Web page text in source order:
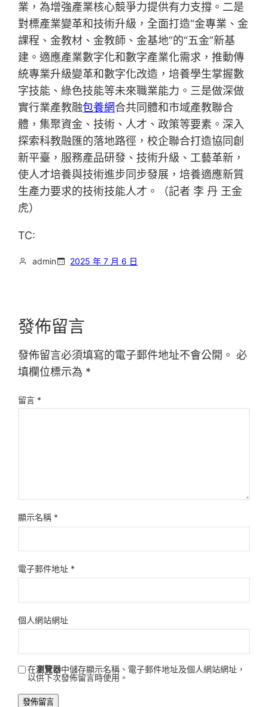
業，為增強產業核心競爭力提供有力支撐。二是
對標產業變革和技術升級，全面打造“金專業、金
課程、金教材、金教師、金基地”的“五金”新基
建。適應產業數字化和數字產業化需求，推動傳
統專業升級變革和數字化改造，培養學生掌握數
字技能、綠色技能等未來職業能力。三是做深做
實行業產教融包養網合共同體和市域產教聯合
體，集聚資金、技術、人才、政策等要素。深入
探索科教融匯的落地路徑，校企聯合打造協同創
新平臺，服務產品研發、技術升級、工藝革新，
使人才培養與技術進步同步發展，培養適應新質
生產力要求的技術技能人才。（記者 李 丹 王金
虎）
TC:
admin 2025 年 7 月 6 日
發佈留言
發佈留言必須填寫的電子郵件地址不會公開。 必
填欄位標示為 *
留言 *
顯示名稱 *
電子郵件地址 *
個人網站網址
在瀏覽器中儲存顯示名稱、電子郵件地址及個人網站網址，
以供下次發佈留言時使用。